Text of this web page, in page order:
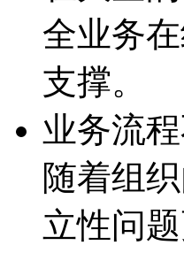
全业务在
支撑。
业务流
随着组
立性问